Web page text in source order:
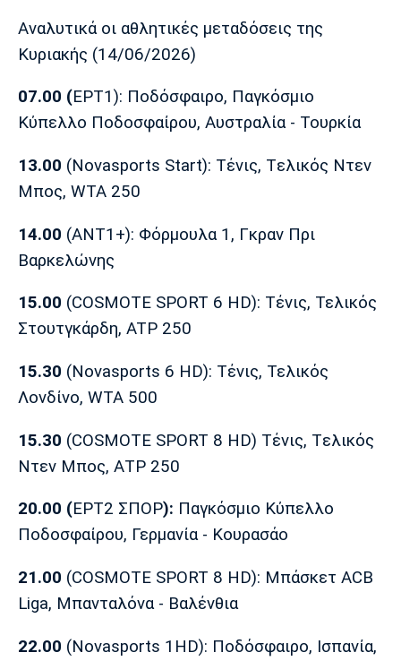
Πολιτισμός
Τραγούδια
Cine Spot
Media
Παρασκήνιο
Πρόγραμμα TV
Μπαρτσελόνα
Μάντσεστερ
Γιουνάιτεντ
Τσέλσι Άρσεναλ
Ίντερ Μίλαν Μπάγερν
Αναλυτικά οι αθλητικές μεταδόσεις της
Κυριακής (14/06/2026)
07.00 (ΕΡΤ1): Ποδόσφαιρο, Παγκόσμιο
Κύπελλο Πoδοσφαίρου, Aυστραλία - Τουρκία
13.00 (Novasports Start): Τένις, Tελικός Ντεν
Μπος, WTA 250
14.00 (ANT1+): Φόρμουλα 1, Γκραν Πρι
Βαρκελώνης
15.00 (COSMOTE SPORT 6 HD): Tένις, Τελικός
Στουτγκάρδη, ATP 250
15.30 (Novasports 6 ΗD): Τένις, Τελικός
Λονδίνο, WTA 500
15.30 (COSMOTE SPORT 8 HD) Τένις, Tελικός
Ντεν Μπος, AΤΡ 250
20.00 (ΕΡΤ2 ΣΠΟΡ): Παγκόσμιο Κύπελλο
Πoδοσφαίρου, Γερμανία - Κουρασάο
21.00 (COSMOTE SPORT 8 HD): Μπάσκετ ΑCB
Liga, Μπανταλόνα - Βαλένθια
22.00 (Novasports 1ΗD): Ποδόσφαιρο, Ισπανία,